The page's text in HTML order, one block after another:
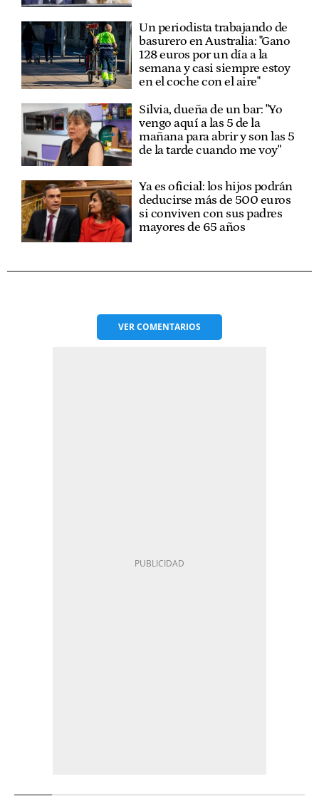
Un periodista trabajando de
basurero en Australia: "Gano
128 euros por un día a la
semana y casi siempre estoy
en el coche con el aire"
Silvia, dueña de un bar: "Yo
vengo aquí a las 5 de la
mañana para abrir y son las 5
de la tarde cuando me voy"
Ya es oficial: los hijos podrán
deducirse más de 500 euros
si conviven con sus padres
mayores de 65 años
VERCOMENTARIOS